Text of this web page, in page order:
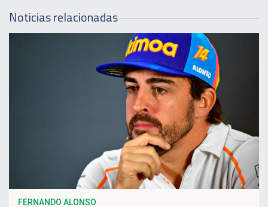
Noticias relacionadas
FERNANDO ALONSO